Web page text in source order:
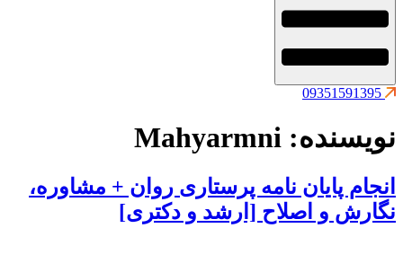
09351591395
نویسنده: Mahyarmni
انجام پایان نامه پرستاری روان + مشاوره،
نگارش و اصلاح [ارشد و دکتری]